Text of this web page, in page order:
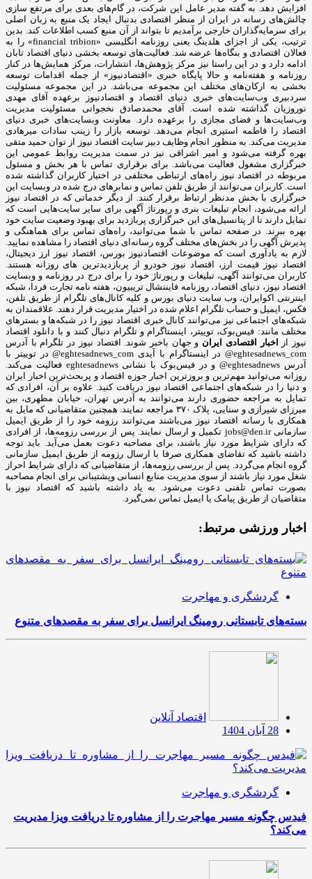
افزایش دهد. به گفته مدیر عامل این شرکت، در گام‌های بعدی برای مرتفع سازی
چالش‌های رسانه در ایران از منظر اقتصادی بدنبال ایجاد یک منبع به زبان اصلی
برای سرمایه‌گذاران خارجی برآمدیم تا بتواند از آن منبع کسب اطلاعات کند. بدین
ترتیب، یکی از اجزای هلدینگ یعنی روزنامه انگلیسی «financial tribion» را به
فعالان اقتصادی و بنگاه‌ها عرضه شد. فعالیت‌های توسعه بخشی دنیای اقتصاد تابان
ادامه دارد و در این راستا نیز مرکز پژوهش‌ها، انتشارات، مرکز همایش‌ها در کنار
روزنامه و هفته‌نامه و حالا پایگاه خبری «اقتصادنیوز» از جمله اقدامات توسعه
بخشی به ارکان‌های مختلف این مجموعه می‌باشد. در این مجموعه مسئولیت
سردبیری وب‌سایت‌های خبری دنیای اقتصاد و اقتصادنیوز برعهده آقای مهدی
نوروزیان گذاشته شده است. آقای محمدصادق نخجوانی مسئولیت مدیریت
وب‌سایت‌ها و فضای مجازی را برعهده دارد. معاونت وبسایت‌های خبری دنیای
اقتصاد را فاطمه استیری انجام می‌دهد. توسعه بازار را زینب سادات میرهادی
مدیریت می‌کند. به منظور انجام وظایف دبیر سایت اقتصاد نیوز از توان حمید متقی
بهره گرفته می‌شود و امیر اشراقی نیز در سمت مدیریت روابط عمومی این
خبرگزاری مشغول فعالیت می‌باشد. برای برقراری تماس با هر بخش و مسئول
مربوطه در اقتصاد نیوز راه‌های ارتباطی مختلفی در اختیار کاربران گذاشته شده
است. کاربران می‌توانند از طریق تلفن تماس و نمابرهای درج شده در وبسایت این
خبرگزاری با بخش مدنظر ارتباط برقرار کنند. از دیگر خدماتی که در اقتصاد نیوز
ارائه می‌شود، انجام تبلیغات بنری و رپورتاژ آگهی برای سایر سایت‌هایی است که
تمایل دارند تا از پتانسیل‌های این خبرگزاری پربازدید برای بهبود وضعیت سایت خود
بهره ببرند. در صفحه تماس با شما می‌توانید، راه‌های تماس برای هماهنگی و
پذیرش آگهی را در بخش‌های مختلف گروه رسانه‌ای دنیای اقتصاد را مشاهده نمایید.
لازم به یادآوری است که موضوعات اقتصادنیوز بورس، اقتصاد نیوز ارز دیجیتال،
اقتصاد نیوز قیمت ارز، اقتصاد نیوز خودرو از پربازدیدترین های روزانه هستند.
کاربران می‌توانند آگهی، تبلیغات و رپورتاژ خود را برای درج در روزنامه و وبسایت
اقتصاد نیوز، دنیای اقتصاد، روزنامه فایننشال تریبیون، هفته نامه تجارت فردا، شبکه
اینترنتی اکوایران، وب سایت دنیای بورس و کلیه کانال‌های تلگرام از طریق تلفن،
فکس، ایمیل و حساب تلگرام اعلام شده در اختیار مدیریت قرار دهند. علاقمندان به
شبکه‎‌های اجتماعی نیز می‌توانند کانال خبری اقتصاد نیوز را در شبکه‌ها و بسترهای
مختلف مانند: فیس‌بوک، توییتر، اینستاگرام و تلگرام دنبال کنند و با دانلود اقتصاد
نیوز از اخبار اقتصادی ایران و جهان باخبر شوند. اقتصاد نیوز در تلگرام با آدرس
eghtesadnews_com@ در اینستاگرام با آیدی eghtesadnews_com@ در توییتر با
آدرس eghtesadnews@ و در فیس‌بوک با نشانی eghtesadnews فعالیت می‌کند.
روزانه می‌توانید مهم‌ترین و بروزترین اخبار حوزه اقتصاد و پربحث‌ترین اخبار ایران
و دنیا را در شبکه‌های اجتماعی اقتصاد نیوز دریافت کنید. علاوه بر آن، افرادی که
تمایل به مراجعه حضوری دارند می‌توانند به آدرس تهران، خیابان مطهری، بین
میرزای شیرازی و سنایی، پلاک ۳۷۰ مراجعه نمایند. همچنین متقاضیانی که مایل به
همکاری با رسانه‌ اقتصاد نیوز می‌باشند می‌توانند رزومه خود را از طریق ایمیل
سازمانی jobs@den.ir تکمیل و ارسال نمایند. پس از بررسی رزومه‌ها، از افرادی
که دارای شرایط مورد نیاز باشند، برای مصاحبه دعوت بعمل می‌آید. باید توجه
داشته باشید که تقاضای همکاری صرفا با ارسال رزومه از طریق ایمیل سازمانی
گروه انجام می‌گردد. پس از بررسی رزومه‌ها، از متقاضیانی که دارای شرایط احراز
شغل مورد نیاز باشند از سوی مدیریت منابع انسانی وپشتیبانی برای انجام مصاحبه
بصورت تماس تلفنی دعوت می‌شود. به یاد داشته باشید که اقتصاد نیوز با
متقاضیان از طریق پیامک یا ایمیل تماس نمی‌گیرد.
اخبار ورزشی مرتبط:
گردشگری و مهاجرت
بسته‌های تابستانی رومینگ ایرانسل برای سفر به مقصدهای متنوع
اقتصاد آنلاین
28 آبان 1404
گردشگری و مهاجرت
فیدس چگونه مسیر مهاجرت را از مشاوره تا دریافت ویزا مدیریت
می‌کند؟